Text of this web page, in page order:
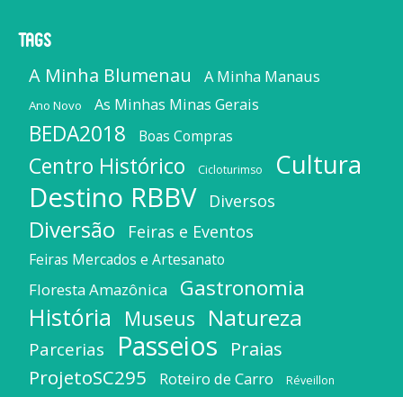
Tags
A Minha Blumenau A Minha Manaus
Ano Novo As Minhas Minas Gerais
BEDA2018 Boas Compras
Centro Histórico Cicloturimso Cultura
Destino RBBV Diversos
Diversão Feiras e Eventos
Feiras Mercados e Artesanato
Floresta Amazônica Gastronomia
História Museus Natureza
Parcerias Passeios
Praias
ProjetoSC295
Roteiro de Carro Réveillon